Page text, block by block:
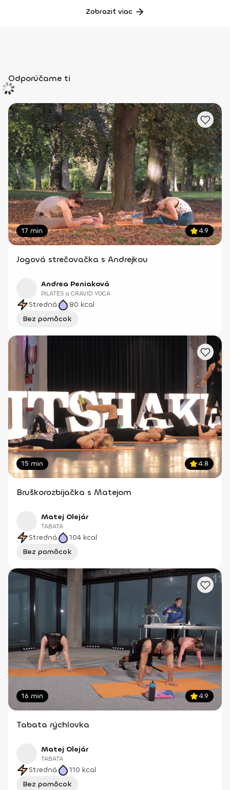
Zobraziť viac
Odporúčame ti
17 min 4.9
Jogová strečovačka s Andrejkou
Andrea Peniaková
PILATES a GRAVID YOGA
Stredná 80 kcal
Bez pomôcok
15 min 4.8
Bruškorozbíjačka s Matejom
Matej Olejár
TABATA
Stredná 104 kcal
Bez pomôcok
16 min 4.9
Tabata rýchlovka
Matej Olejár
TABATA
Stredná 110 kcal
Bez pomôcok